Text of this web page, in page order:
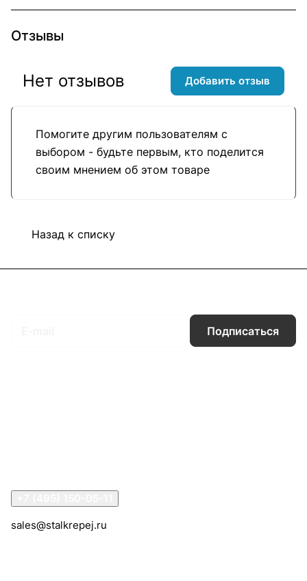
Отзывы
Помогите другим пользователям с
выбором - будьте первым, кто поделится
своим мнением об этом товаре
Нет отзывов Добавить отзыв
Назад к списку
Подписаться
sales@stalkrepej.ru